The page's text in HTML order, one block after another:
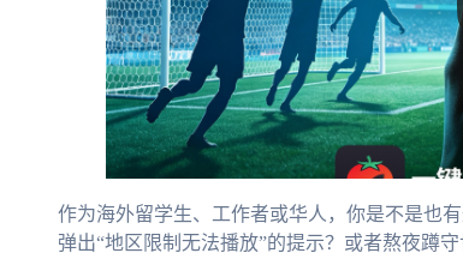
作为海外留学生、工作者或华人，你是不是也
弹出“地区限制无法播放”的提示？或者熬夜蹲